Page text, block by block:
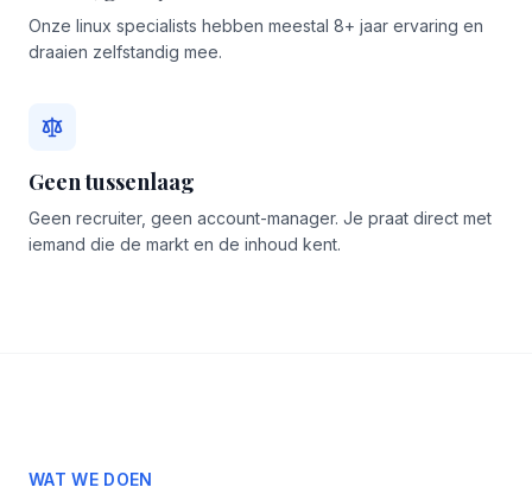
Onze linux specialists hebben meestal 8+ jaar ervaring en
draaien zelfstandig mee.
Geen tussenlaag
Geen recruiter, geen account-manager. Je praat direct met
iemand die de markt en de inhoud kent.
WAT WE DOEN